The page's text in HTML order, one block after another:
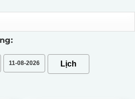
11-08-2026
MIX BI TRẮNG số lượng